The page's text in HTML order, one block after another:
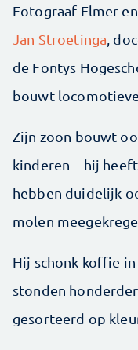
Fotograaf Elmer
Jan Stroe­tinga,
de Fontys
bouwt
Zijn zoon bouwt
kinderen – hij
hebben duidelijk
molen
Hij schonk koffie
stonden
gesorteerd op